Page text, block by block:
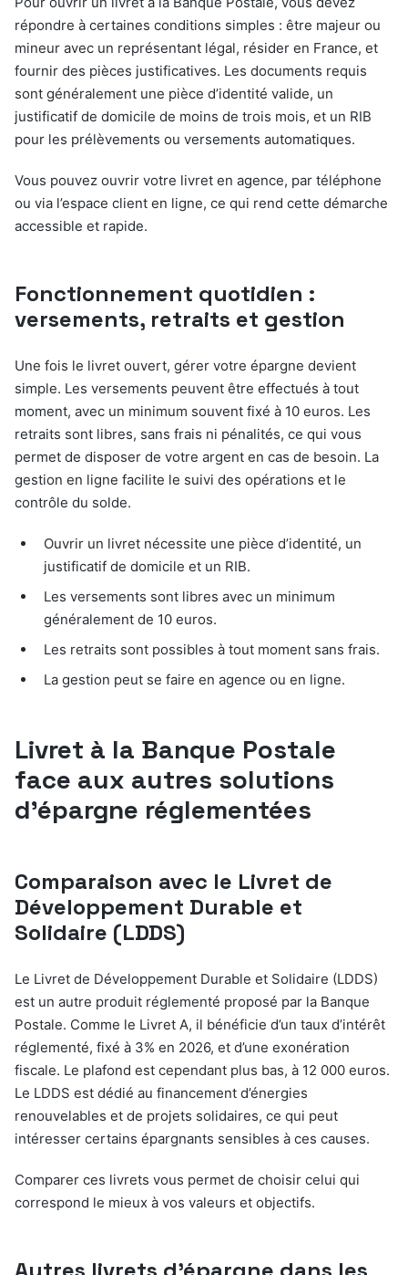
répondre à certaines conditions simples : être majeur ou
mineur avec un représentant légal, résider en France, et
fournir des pièces justificatives. Les documents requis
sont généralement une pièce d’identité valide, un
justificatif de domicile de moins de trois mois, et un RIB
pour les prélèvements ou versements automatiques.
Vous pouvez ouvrir votre livret en agence, par téléphone
ou via l’espace client en ligne, ce qui rend cette démarche
accessible et rapide.
Fonctionnement quotidien :
versements, retraits et gestion
Une fois le livret ouvert, gérer votre épargne devient
simple. Les versements peuvent être effectués à tout
moment, avec un minimum souvent fixé à 10 euros. Les
retraits sont libres, sans frais ni pénalités, ce qui vous
permet de disposer de votre argent en cas de besoin. La
gestion en ligne facilite le suivi des opérations et le
contrôle du solde.
Ouvrir un livret nécessite une pièce d’identité, un
justificatif de domicile et un RIB.
Les versements sont libres avec un minimum
généralement de 10 euros.
Les retraits sont possibles à tout moment sans frais.
La gestion peut se faire en agence ou en ligne.
Livret à la Banque Postale
face aux autres solutions
d’épargne réglementées
Comparaison avec le Livret de
Développement Durable et
Solidaire (LDDS)
Le Livret de Développement Durable et Solidaire (LDDS)
est un autre produit réglementé proposé par la Banque
Postale. Comme le Livret A, il bénéficie d’un taux d’intérêt
réglementé, fixé à 3% en 2026, et d’une exonération
fiscale. Le plafond est cependant plus bas, à 12 000 euros.
Le LDDS est dédié au financement d’énergies
renouvelables et de projets solidaires, ce qui peut
intéresser certains épargnants sensibles à ces causes.
Comparer ces livrets vous permet de choisir celui qui
correspond le mieux à vos valeurs et objectifs.